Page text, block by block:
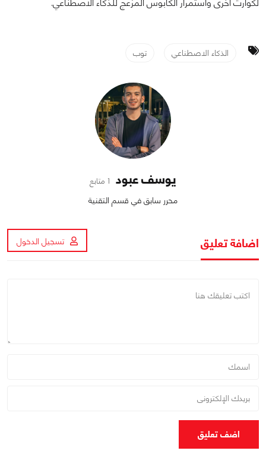
الذكاء الاصطناعي توب
يوسف عبود 1 متابع
محرر سابق في قسم التقنية
اضافة تعليق تسجيل الدخول
اضف تعليق